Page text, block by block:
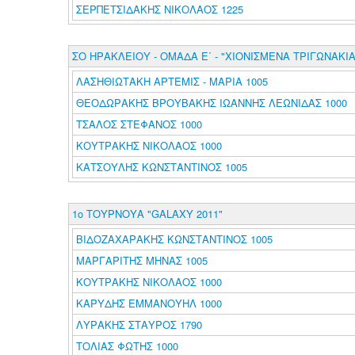
ΣΕΡΠΕΤΣΙΔΑΚΗΣ ΝΙΚΟΛΑΟΣ 1225
ΣΟ ΗΡΑΚΛΕΙΟΥ - ΟΜΑΔΑ Ε΄ - "ΧΙΟΝΙΣΜΕΝΑ
ΛΑΣΗΘΙΩΤΑΚΗ ΑΡΤΕΜΙΣ - ΜΑΡΙΑ 1005
ΘΕΟΔΩΡΑΚΗΣ ΒΡΟΥΒΑΚΗΣ ΙΩΑΝΝΗΣ ΛΕΩΝΙΔΑΣ 1000
ΤΣΑΛΟΣ ΣΤΕΦΑΝΟΣ 1000
ΚΟΥΤΡΑΚΗΣ ΝΙΚΟΛΑΟΣ 1000
ΚΑΤΣΟΥΛΗΣ ΚΩΝΣΤΑΝΤΙΝΟΣ 1005
1ο ΤΟΥΡΝΟΥΑ "GALAXY 2011"
ΒΙΔΟΖΑΧΑΡΑΚΗΣ ΚΩΝΣΤΑΝΤΙΝΟΣ 1005
ΜΑΡΓΑΡΙΤΗΣ ΜΗΝΑΣ 1005
ΚΟΥΤΡΑΚΗΣ ΝΙΚΟΛΑΟΣ 1000
ΚΑΡΥΔΗΣ ΕΜΜΑΝΟΥΗΛ 1000
ΛΥΡΑΚΗΣ ΣΤΑΥΡΟΣ 1790
ΤΟΛΙΑΣ ΦΩΤΗΣ 1000